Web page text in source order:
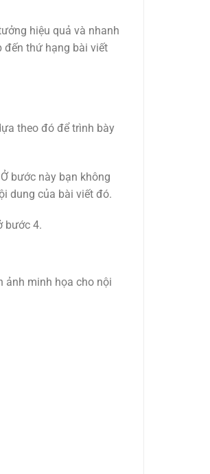
hiệu quả và nhanh
đến thứ hạng bài viết
theo đó để trình bày
bước này bạn không
dung của bài viết đó.
bước 4.
ảnh minh họa cho nội